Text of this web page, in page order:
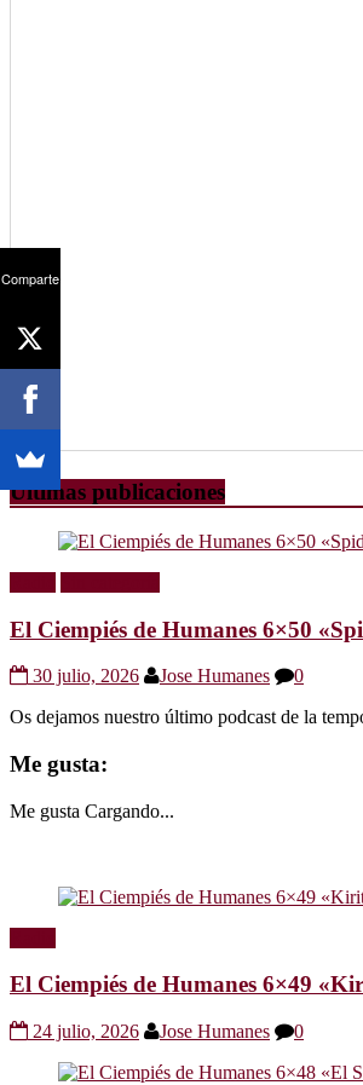
Últimas publicaciones
El Ciempiés de Humanes 6×50
30 julio, 2026 Jose Humanes
0
Os dejamos nuestro último podcast de la
Me gusta:
Me gusta Cargando...
El Ciempiés de Humanes 6×49
24 julio, 2026 Jose Humanes 0
Comparte